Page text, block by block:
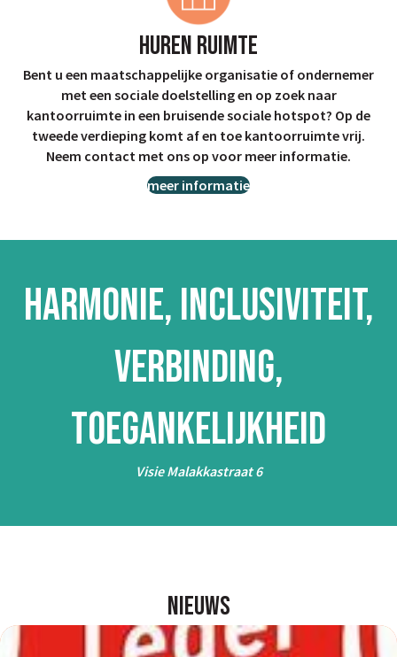
Huren Ruimte
Bent u een maatschappelijke organisatie of ondernemer
met een sociale doelstelling en op zoek naar
kantoorruimte in een bruisende sociale hotspot? Op de
tweede verdieping komt af en toe kantoorruimte vrij.
Neem contact met ons op voor meer informatie.
meer informatie
HARMONIE, INCLUSIVITEIT,
VERBINDING,
TOEGANKELIJKHEID
Visie Malakkastraat 6
Nieuws